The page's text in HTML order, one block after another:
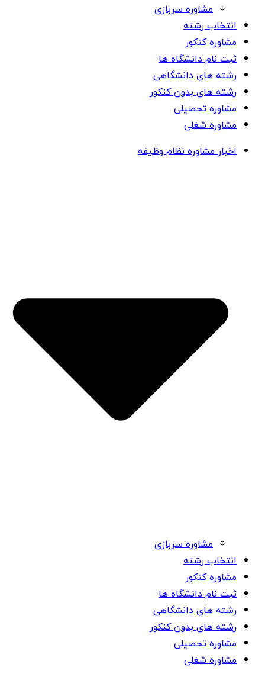
مشاوره سربازی
انتخاب رشته
مشاوره کنکور
ثبت نام دانشگاه ها
رشته های دانشگاهی
رشته های بدون کنکور
مشاوره تحصیلی
مشاوره شغلی
اخبار مشاوره نظام وظیفه
مشاوره سربازی
انتخاب رشته
مشاوره کنکور
ثبت نام دانشگاه ها
رشته های دانشگاهی
رشته های بدون کنکور
مشاوره تحصیلی
مشاوره شغلی